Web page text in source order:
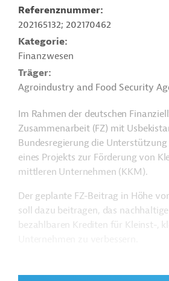
Referenznummer
202165132; 202170462
Kategorie
Finanzwesen
Träger
Agroindustry and Food Security
Im Rahmen der deutschen
Zusammenarbeit (FZ) mit
Bundesregierung die
eines Projekts zur Förderung von
mittleren Unternehmen (KKM).
Der geplante FZ-Beitrag in Höhe
soll dazu beitragen, das
bezahlbaren Krediten für Kleinst-,